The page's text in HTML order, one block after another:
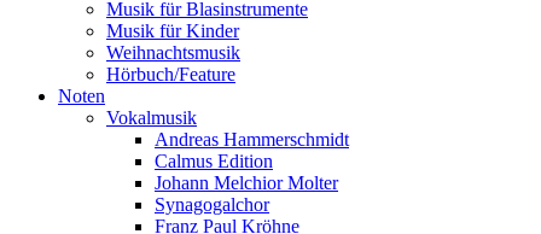
Musik für Blasinstrumente
Musik für Kinder
Weihnachtsmusik
Hörbuch/Feature
Noten
Vokalmusik
Andreas Hammerschmidt
Calmus Edition
Johann Melchior Molter
Synagogalchor
Franz Paul Kröhne